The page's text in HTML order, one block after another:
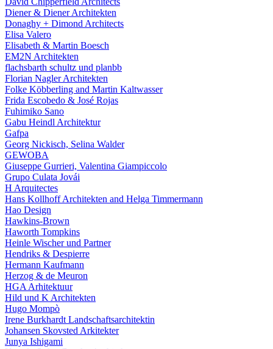
Diener & Diener Architekten
Donaghy + Dimond Architects
Elisa Valero
Elisabeth & Martin Boesch
EM2N Architekten
flachsbarth schultz und planbb
Florian Nagler Architekten
Folke Köbberling and Martin Kaltwasser
Frida Escobedo & José Rojas
Fuhimiko Sano
Gabu Heindl Architektur
Gafpa
Georg Nickisch, Selina Walder
GEWOBA
Giuseppe Gurrieri, Valentina Giampiccolo
Grupo Culata Jovái
H Arquitectes
Hans Kollhoff Architekten and Helga Timmermann
Hao Design
Hawkins-Brown
Haworth Tompkins
Heinle Wischer und Partner
Hendriks & Despierre
Hermann Kaufmann
Herzog & de Meuron
HGA Arhitektuur
Hild und K Architekten
Hugo Mompò
Irene Burkhardt Landschaftsarchitektin
Johansen Skovsted Arkitekter
Junya Ishigami